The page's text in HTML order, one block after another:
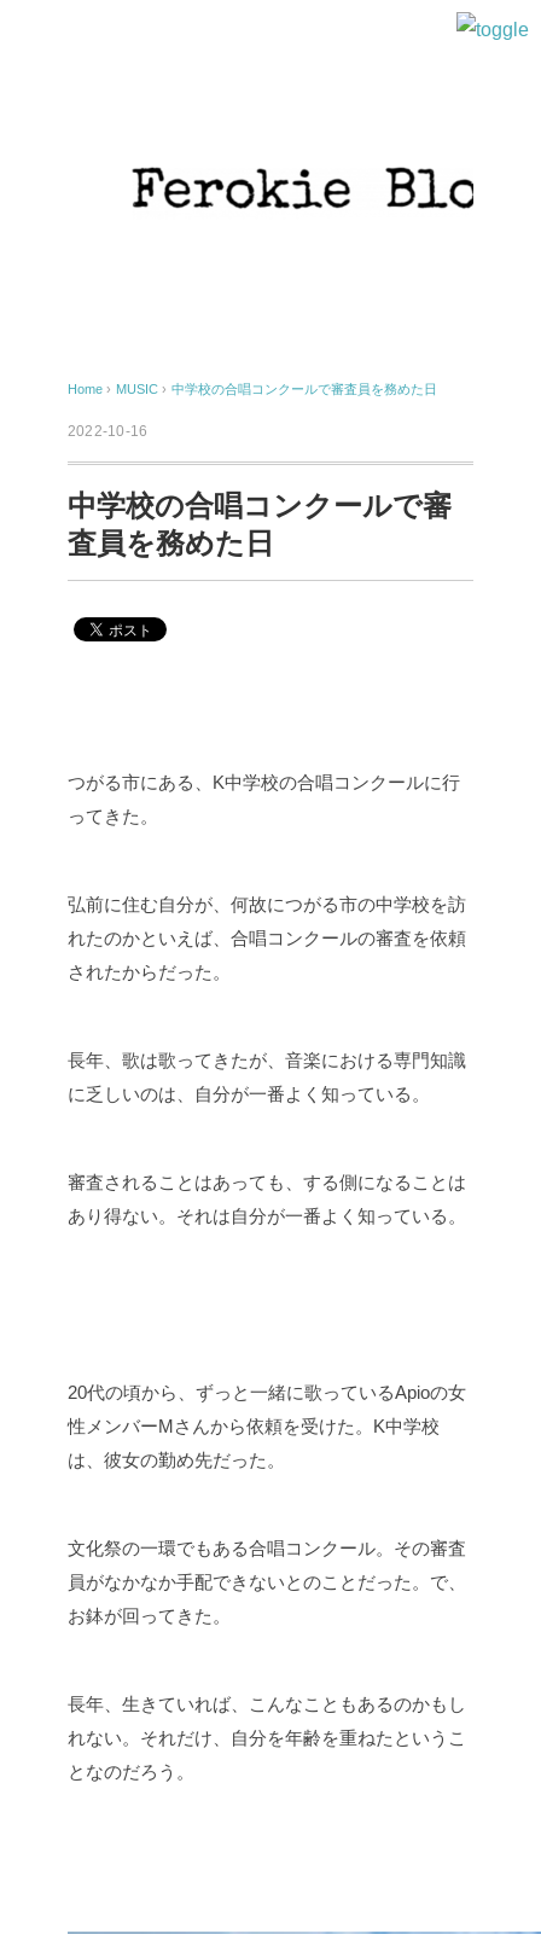
Home › MUSIC › 中学校の合唱コンクールで審査員を務めた日
2022-10-16
中学校の合唱コンクールで審
査員を務めた日
つがる市にある、K中学校の合唱コンクールに行
ってきた。
弘前に住む自分が、何故につがる市の中学校を訪
れたのかといえば、合唱コンクールの審査を依頼
されたからだった。
長年、歌は歌ってきたが、音楽における専門知識
に乏しいのは、自分が一番よく知っている。
審査されることはあっても、する側になることは
あり得ない。それは自分が一番よく知っている。
20代の頃から、ずっと一緒に歌っているApioの女
性メンバーMさんから依頼を受けた。K中学校
は、彼女の勤め先だった。
文化祭の一環でもある合唱コンクール。その審査
員がなかなか手配できないとのことだった。で、
お鉢が回ってきた。
長年、生きていれば、こんなこともあるのかもし
れない。それだけ、自分を年齢を重ねたというこ
となのだろう。